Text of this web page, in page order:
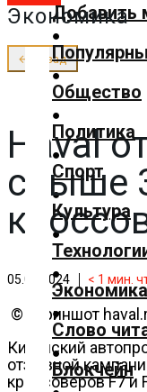
Предложить
О нас
✕
материал
новости
Политика
Спорт
Культура
Добавить
Общество
Политика
Спорт
Культура
Экономика
Слово
Блокчейн
Экономика
← Назад
Haval
свыше
05.02.2024 < 1 мин.
© скриншот
Китайский
отзывной
кроссоверов F7 и